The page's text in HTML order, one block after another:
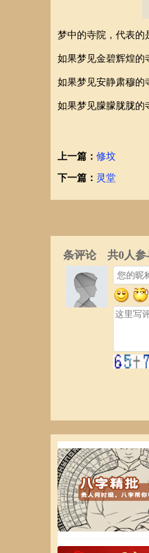
梦中的寺院，代表的
如果梦见金碧辉煌的
如果梦见安静肃穆的
如果梦见朦朦胧胧的
上一篇： 修坟
下一篇： 灵堂